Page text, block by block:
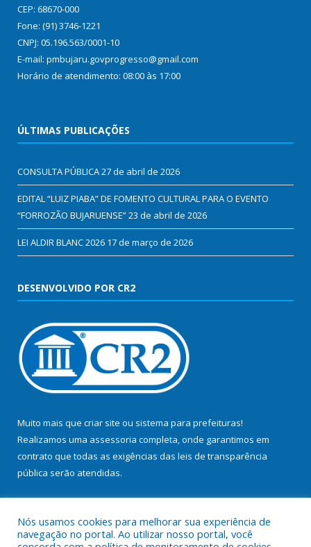
CEP: 68670-000
Fone: (91) 3746-1221
CNPJ: 05.196.563/0001-10
E-mail: pmbujaru.govprogresso@gmail.com
Horário de atendimento: 08:00 às 17:00
ÚLTIMAS PUBLICAÇÕES
CONSULTA PÚBLICA27 de abril de 2026
EDITAL “LUIZ PIABA” DE FOMENTO CULTURAL PARA O EVENTO
“FORROZÃO BUJARUENSE”23 de abril de 2026
LEI ALDIR BLANC 2026 17 de março de 2026
DESENVOLVIDO POR CR2
Muito mais que criar site ou sistema para prefeituras!
Realizamos uma assessoria completa, onde garantimos em
contrato que todas as exigências das leis de transparência
pública serão atendidas.
Nós usamos cookies para melhorar sua experiência de
navegação no portal. Ao utilizar nosso portal, você